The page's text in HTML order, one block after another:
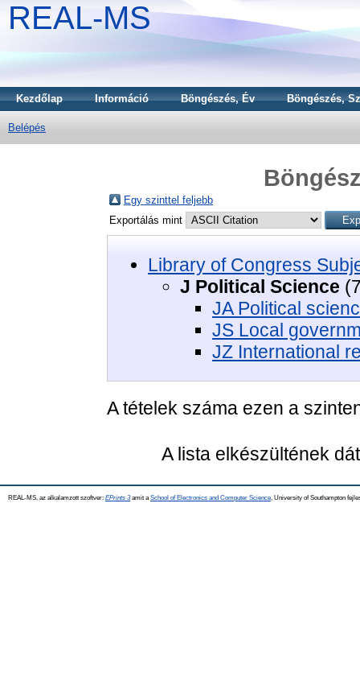
REAL-MS
Kezdőlap Információ Böngészés, Év Böngészés,
Belépés
Egy szinttel feljebb
Exportálás mint
Library of Congress
J Political Science
JA Political
JS Local
JZ International
A tételek száma ezen a
A lista elkészültének
REAL-MS, az alkalamzott szoftver: EPrints 3amit a School of Electronics and Computer Science , University of Southampton